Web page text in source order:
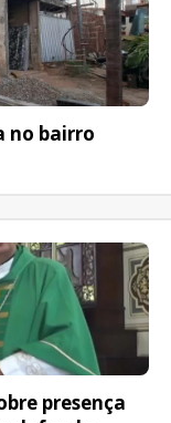
no bairro
presença